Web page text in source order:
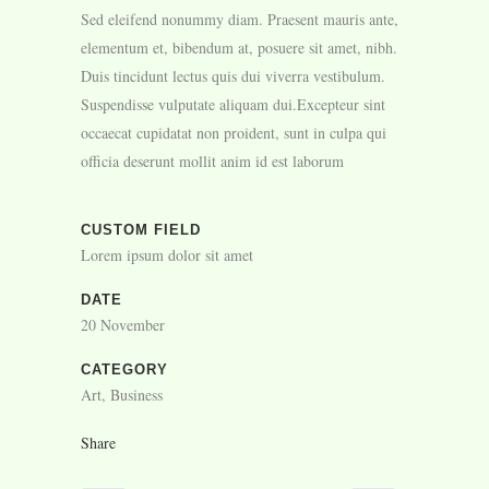
Sed eleifend nonummy diam. Praesent mauris ante,
elementum et, bibendum at, posuere sit amet, nibh.
Duis tincidunt lectus quis dui viverra vestibulum.
Suspendisse vulputate aliquam dui.Excepteur sint
occaecat cupidatat non proident, sunt in culpa qui
officia deserunt mollit anim id est laborum
CUSTOM FIELD
Lorem ipsum dolor sit amet
DATE
20 November
CATEGORY
Art, Business
Share